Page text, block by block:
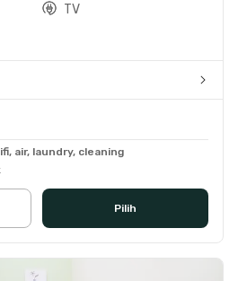
TV
air, laundry, cleaning
Pilih